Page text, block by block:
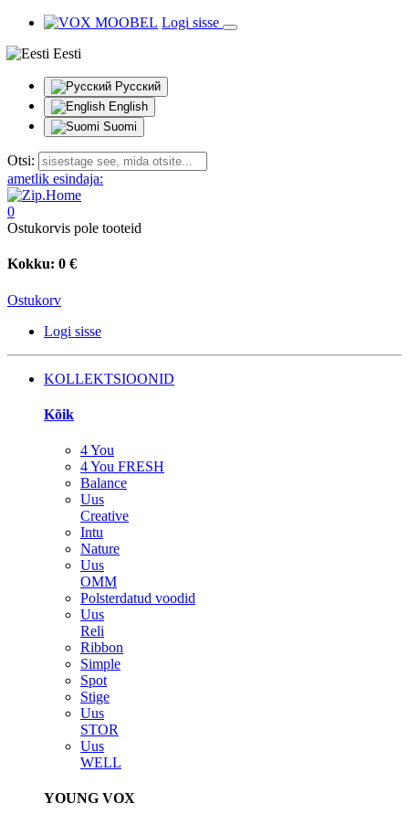
Logi sisse
Eesti
Русский
English
Suomi
Otsi:
ametlik esindaja:
0
Ostukorvis pole tooteid
Kokku: 0 €
Ostukorv
Logi sisse
KOLLEKTSIOONID
Kõik
4 You
4 You FRESH
Balance
Uus
Creative
Intu
Nature
Uus
OMM
Polsterdatud voodid
Uus
Reli
Ribbon
Simple
Spot
Stige
Uus
STOR
Uus
WELL
YOUNG VOX